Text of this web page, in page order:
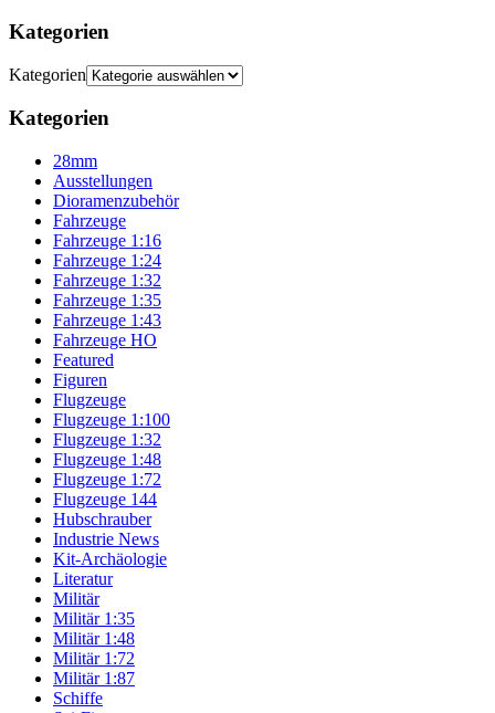
Kategorien
Kategorien
Kategorien
28mm
Ausstellungen
Dioramenzubehör
Fahrzeuge
Fahrzeuge 1:16
Fahrzeuge 1:24
Fahrzeuge 1:32
Fahrzeuge 1:35
Fahrzeuge 1:43
Fahrzeuge HO
Featured
Figuren
Flugzeuge
Flugzeuge 1:100
Flugzeuge 1:32
Flugzeuge 1:48
Flugzeuge 1:72
Flugzeuge 144
Hubschrauber
Industrie News
Kit-Archäologie
Literatur
Militär
Militär 1:35
Militär 1:48
Militär 1:72
Militär 1:87
Schiffe